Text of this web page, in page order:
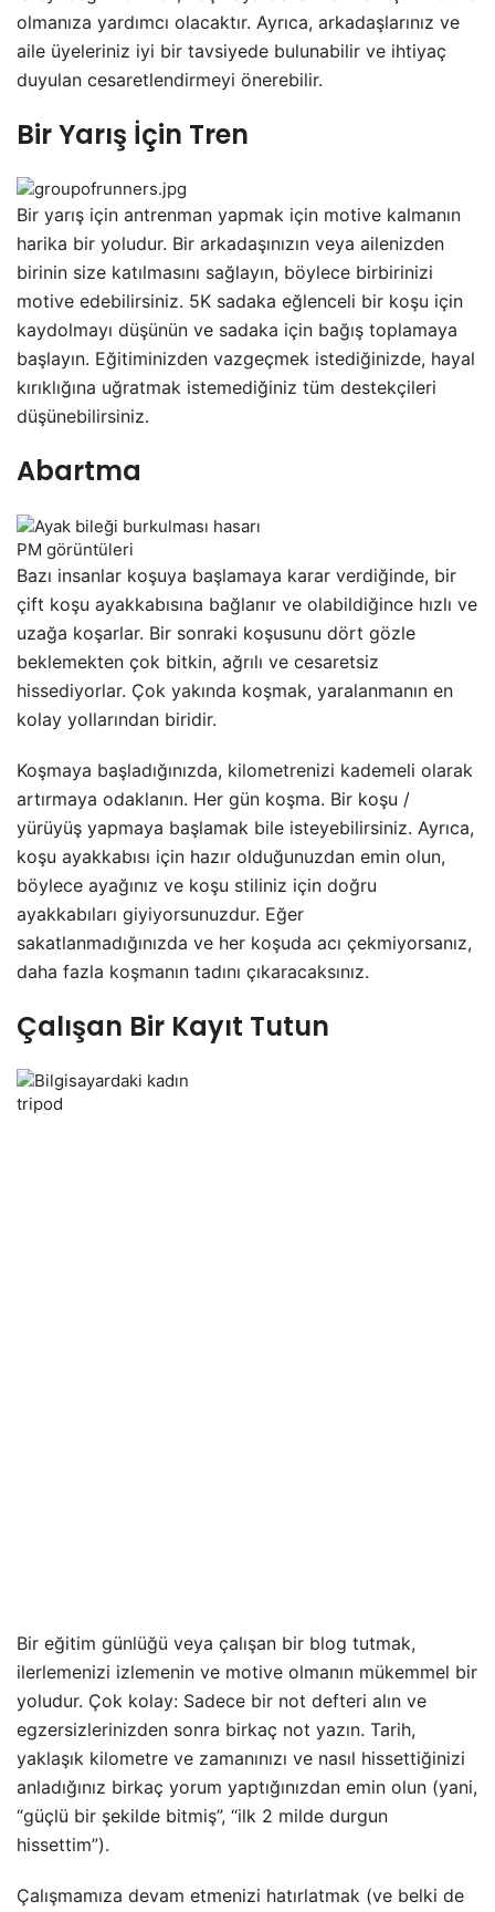
olmanıza yardımcı olacaktır. Ayrıca, arkadaşlarınız ve
aile üyeleriniz iyi bir tavsiyede bulunabilir ve ihtiyaç
duyulan cesaretlendirmeyi önerebilir.
Bir Yarış İçin Tren
Bir yarış için antrenman yapmak için motive kalmanın
harika bir yoludur. Bir arkadaşınızın veya ailenizden
birinin size katılmasını sağlayın, böylece birbirinizi
motive edebilirsiniz. 5K sadaka eğlenceli bir koşu için
kaydolmayı düşünün ve sadaka için bağış toplamaya
başlayın. Eğitiminizden vazgeçmek istediğinizde, hayal
kırıklığına uğratmak istemediğiniz tüm destekçileri
düşünebilirsiniz.
Abartma
PM görüntüleri
Bazı insanlar koşuya başlamaya karar verdiğinde, bir
çift koşu ayakkabısına bağlanır ve olabildiğince hızlı ve
uzağa koşarlar. Bir sonraki koşusunu dört gözle
beklemekten çok bitkin, ağrılı ve cesaretsiz
hissediyorlar. Çok yakında koşmak, yaralanmanın en
kolay yollarından biridir.
Koşmaya başladığınızda, kilometrenizi kademeli olarak
artırmaya odaklanın. Her gün koşma. Bir koşu /
yürüyüş yapmaya başlamak bile isteyebilirsiniz. Ayrıca,
koşu ayakkabısı için hazır olduğunuzdan emin olun,
böylece ayağınız ve koşu stiliniz için doğru
ayakkabıları giyiyorsunuzdur. Eğer
sakatlanmadığınızda ve her koşuda acı çekmiyorsanız,
daha fazla koşmanın tadını çıkaracaksınız.
Çalışan Bir Kayıt Tutun
tripod
Bir eğitim günlüğü veya çalışan bir blog tutmak,
ilerlemenizi izlemenin ve motive olmanın mükemmel bir
yoludur. Çok kolay: Sadece bir not defteri alın ve
egzersizlerinizden sonra birkaç not yazın. Tarih,
yaklaşık kilometre ve zamanınızı ve nasıl hissettiğinizi
anladığınız birkaç yorum yaptığınızdan emin olun (yani,
“güçlü bir şekilde bitmiş”, “ilk 2 milde durgun
hissettim”).
Çalışmamıza devam etmenizi hatırlatmak (ve belki de